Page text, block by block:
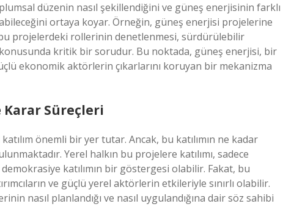
düzenin nasıl şekillendiğini ve güneş enerjisinin farklı
ortaya koyar. Örneğin, güneş enerjisi projelerine
projelerdeki rollerinin denetlenmesi, sürdürülebilir
konusunda kritik bir sorudur. Bu noktada, güneş enerjisi, bir
ekonomik aktörlerin çıkarlarını koruyan bir mekanizma
Karar Süreçleri
önemli bir yer tutar. Ancak, bu katılımın ne kadar
Yerel halkın bu projelere katılımı, sadece
katılımın bir göstergesi olabilir. Fakat, bu
ve güçlü yerel aktörlerin etkileriyle sınırlı olabilir.
nasıl planlandığı ve nasıl uygulandığına dair söz sahibi